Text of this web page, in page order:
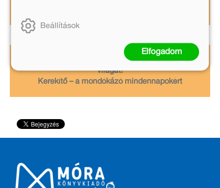
Ünnepeljünk együtt! Fedezzük fel Kerekítő manó
világát!
Kerekítő – a mondókázó mindennapokért
Beállítások
Elfogadom